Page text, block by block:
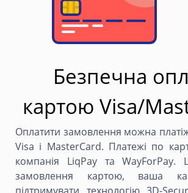
Безпечна
картою Visa/
Оплатити замовлення можна
Visa і MasterCard. Платежі по
компанія LiqPay та WayForPay.
замовлення картою, ваша